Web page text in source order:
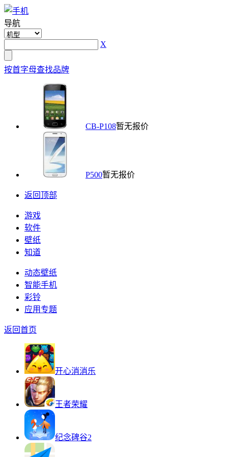
导航
X
按首字母查找品牌
CB-P108暂无报价
P500暂无报价
返回顶部
游戏
软件
壁纸
知道
动态壁纸
智能手机
彩铃
应用专题
返回首页
开心消消乐
王者荣耀
纪念碑谷2